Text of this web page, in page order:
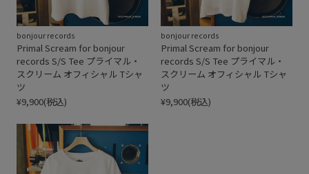
bonjour records
Primal Scream for bonjour
records S/S Tee プライマル・
スクリーム オフィシャル Tシャ
ツ
¥9,900(税込)
bonjour records
Primal Scream for bonjour
records S/S Tee プライマル・
スクリーム オフィシャル Tシャ
ツ
¥9,900(税込)